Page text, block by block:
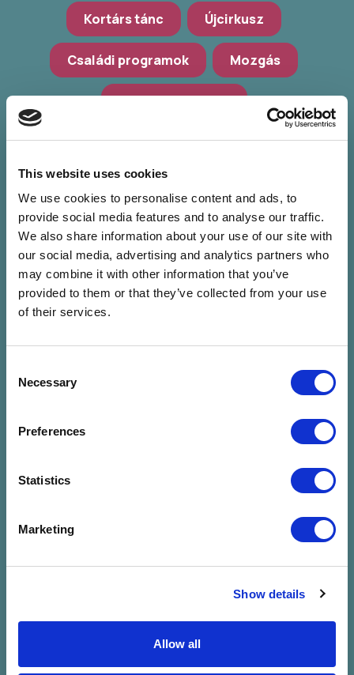
This website uses cookies
We use cookies to personalise content and ads, to
provide social media features and to analyse our traffic.
We also share information about your use of our site with
our social media, advertising and analytics partners who
may combine it with other information that you’ve
provided to them or that they’ve collected from your use
of their services.
Selection
Necessary
Preferences
Statistics
Marketing
Show details
Allow all
Kortárs tánc Újcirkusz
Családi programok Mozgás
Hagyományőrzés
Workshop, előadások Zöld programok
Nincs találat a
megadott
szűrésre